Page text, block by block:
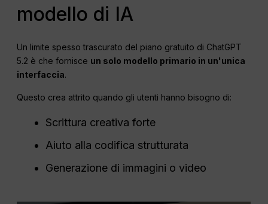
modello di IA
Un limite spesso trascurato del piano gratuito di ChatGPT
5.2 è che fornisce un solo modello primario in un'unica
interfaccia.
Questo crea attrito quando gli utenti hanno bisogno di:
Scrittura creativa forte
Aiuto alla codifica strutturata
Generazione di immagini o video